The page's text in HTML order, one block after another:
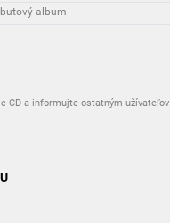
album
CD a informujte ostatným užívateľov